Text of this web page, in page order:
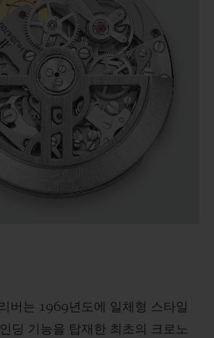
는 1969년도에 일체형 스타일
딩 기능을 탑재한 최초의 크로노